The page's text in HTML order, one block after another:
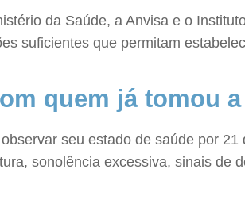
da Saúde, a Anvisa e o
suficientes que permitam
quem já tomou
seu estado de saúde por
sonolência excessiva, sinais de